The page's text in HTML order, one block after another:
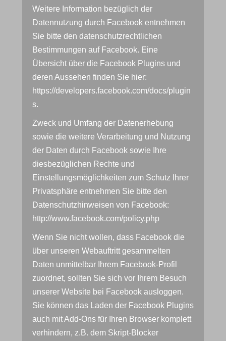
Weitere Information bezüglich der
Datennutzung durch Facebook entnehmen
Sie bitte den datenschutzrechtlichen
Bestimmungen auf Facebook. Eine
Übersicht über die Facebook Plugins und
deren Aussehen finden Sie hier:
https://developers.facebook.com/docs/plugin
s.
Zweck und Umfang der Datenerhebung
sowie die weitere Verarbeitung und Nutzung
der Daten durch Facebook sowie Ihre
diesbezüglichen Rechte und
Einstellungsmöglichkeiten zum Schutz Ihrer
Privatsphäre entnehmen Sie bitte den
Datenschutzhinweisen von Facebook:
http://www.facebook.com/policy.php
Wenn Sie nicht wollen, dass Facebook die
über unseren Webauftritt gesammelten
Daten unmittelbar Ihrem Facebook-Profil
zuordnet, sollten Sie sich vor Ihrem Besuch
unserer Website bei Facebook ausloggen.
Sie können das Laden der Facebook Plugins
auch mit Add-Ons für Ihren Browser komplett
verhindern, z.B. dem Skript-Blocker